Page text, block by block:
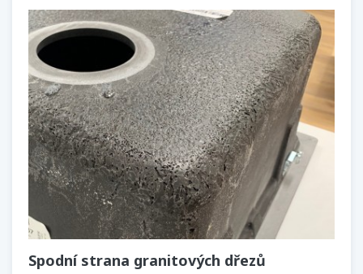
Spodní strana granitových dřezů